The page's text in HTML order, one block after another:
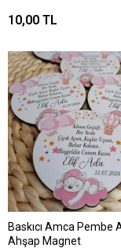
10,00 TL
Baskıcı Amca Pembe
Ahşap Magnet